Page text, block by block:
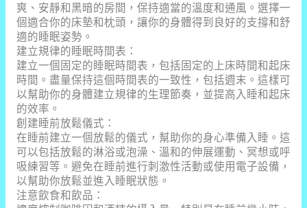
爽、安靜和黑暗的房間，保持適當的溫度和通風。選擇一
個適合你的床墊和枕頭，讓你的身體得到良好的支撐和舒
適的睡眠姿勢。
建立規律的睡眠時間表：
建立一個固定的睡眠時間表，包括固定的上床時間和起床
時間。盡量保持這個時間表的一致性，包括週末。這樣可
以幫助你的身體建立規律的生理節奏，並提高入睡和起床
的效率。
創建睡前放鬆儀式：
在睡前建立一個放鬆的儀式，幫助你的身心準備入睡。這
可以包括放鬆的淋浴或泡澡、溫和的伸展運動、冥想或呼
吸練習等。避免在睡前進行刺激性活動或使用電子設備，
以幫助你放鬆並進入睡眠狀態。
注意飲食和飲品：